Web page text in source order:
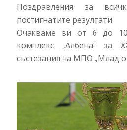
Поздравления за
постигнатите резултати.
Очакваме ви от 6 до
комплекс „Албена“ за
състезания на МПО „Млад